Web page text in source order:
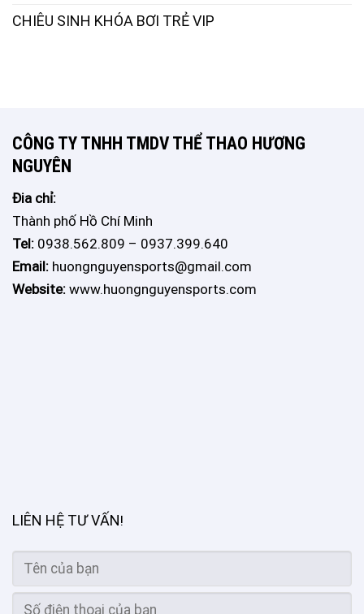
CHIÊU SINH KHÓA BƠI TRẺ VIP
CÔNG TY TNHH TMDV THỂ THAO HƯƠNG
NGUYÊN
Đia chỉ:
Thành phố Hồ Chí Minh
Tel: 0938.562.809 – 0937.399.640
Email: huongnguyensports@gmail.com
Website: www.huongnguyensports.com
LIÊN HỆ TƯ VẤN!